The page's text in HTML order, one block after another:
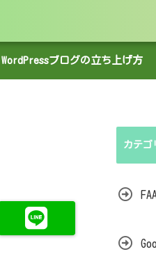
WordPressブログの立ち上げ方
カテゴ